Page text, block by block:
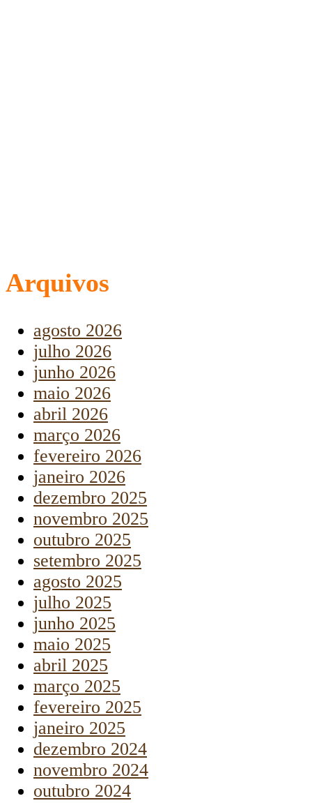
Arquivos
agosto 2026
julho 2026
junho 2026
maio 2026
abril 2026
março 2026
fevereiro 2026
janeiro 2026
dezembro 2025
novembro 2025
outubro 2025
setembro 2025
agosto 2025
julho 2025
junho 2025
maio 2025
abril 2025
março 2025
fevereiro 2025
janeiro 2025
dezembro 2024
novembro 2024
outubro 2024